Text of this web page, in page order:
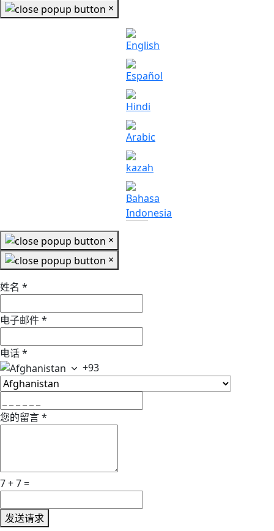
×
×
×
姓名 *
电子邮件*
电话*
+93
您的留言*
7 + 7 =
发送请求